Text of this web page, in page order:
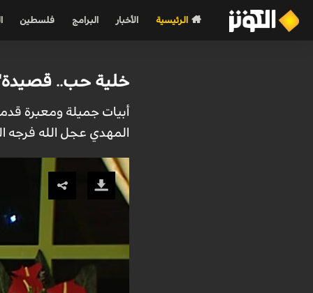
الرئيسية الأخبار البرامج فلسطين
خلية حب.. قصيدة"
أبيات جميلة ومعبرة
المهدي عجل الله فرجه